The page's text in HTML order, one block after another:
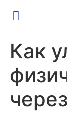
Как